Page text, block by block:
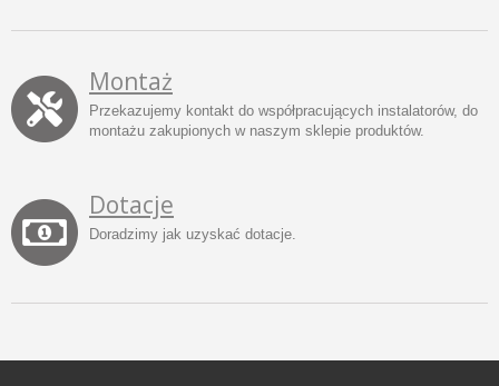
Montaż
Przekazujemy kontakt do współpracujących instalatorów, do
montażu zakupionych w naszym sklepie produktów.
Dotacje
Doradzimy jak uzyskać dotacje.